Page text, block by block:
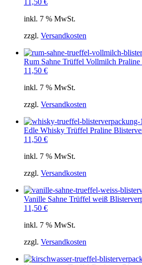
11,50 €
inkl. 7 % MwSt.
zzgl. Versandkosten
Rum Sahne Trüffel Vollmilch
11,50 €
inkl. 7 % MwSt.
zzgl. Versandkosten
Edle Whisky Trüffel Praline
11,50 €
inkl. 7 % MwSt.
zzgl. Versandkosten
Vanille Sahne Trüffel weiß
11,50 €
inkl. 7 % MwSt.
zzgl. Versandkosten